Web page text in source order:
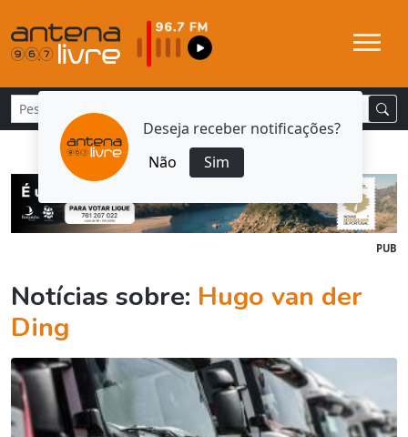
Deseja receber notificações?
Não
Sim
PUB
Notícias sobre: Hugo van der
Ding